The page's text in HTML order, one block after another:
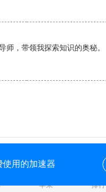
师，带领我探索知识的奥秘。
苹果 排行
使用的加速器